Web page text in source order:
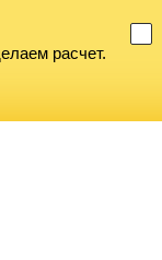
расчет.